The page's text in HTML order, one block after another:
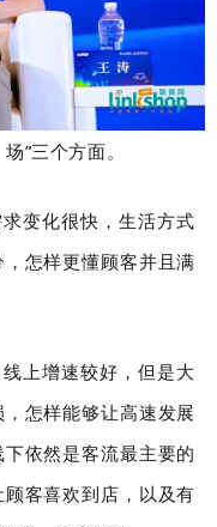
”三个方面。
变化很快，生活方式
怎样更懂顾客并且满
上增速较好，但是大
怎样能够让高速发展
依然是客流最主要的
客喜欢到店，以及有